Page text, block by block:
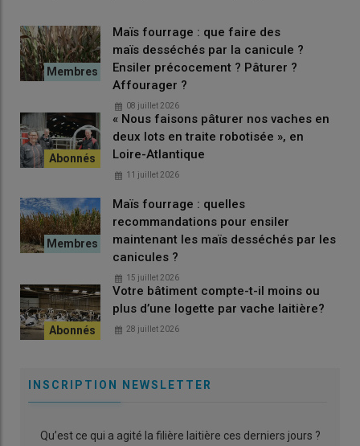
voulions aussi une vache avec de bons pieds car nos
parcellesles plus lointaines sont situées à 1,8 kilomètre.
Elle a aussi des atouts côté fertilité, comme ici 90 % des
vêlages s’étalent sur six semaines, pour faire du lait
quand il y a de l’herbe sur pied disponible. Dès qu’une
vache vêle, on ne lui distribue plus aucun aliment à l’auge
jusqu’à son tarissement. Si la météo le permet, nous
faisonspâturer aussi l’hiver
partie irriguées, sinon dans notre secteur du Gers cela
serait difficile d’avoir de l’herbe toute l’année.
Maïs fourrage : que faire des
maïs desséchés par la canicule ?
Ensiler précocement ? Pâturer ?
Affourager ?
08 juillet 2026
« Nous faisons pâturer nos vaches en
deux lots en traite robotisée », en
Loire-Atlantique
11 juillet 2026
Maïs fourrage : quelles
recommandations pour ensiler
maintenant les maïs desséchés par les
canicules ?
15 juillet 2026
Votre bâtiment compte-t-il moins ou
plus d’une logette par vache laitière?
28 juillet 2026
INSCRIPTION NEWSLETTER
Qu’est ce qui a agité la filière laitière ces derniers jours ?